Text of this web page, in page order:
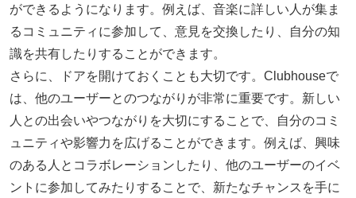
ができるようになります。例えば、音楽に詳しい人が集ま
るコミュニティに参加して、意見を交換したり、自分の知
識を共有したりすることができます。
さらに、ドアを開けておくことも大切です。Clubhouseで
は、他のユーザーとのつながりが非常に重要です。新しい
人との出会いやつながりを大切にすることで、自分のコミ
ュニティや影響力を広げることができます。例えば、興味
のある人とコラボレーションしたり、他のユーザーのイベ
ントに参加してみたりすることで、新たなチャンスを手に